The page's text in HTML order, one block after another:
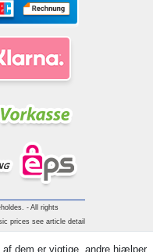
- All rights
prices see article detail
af dem er vigtige, andre hjælper